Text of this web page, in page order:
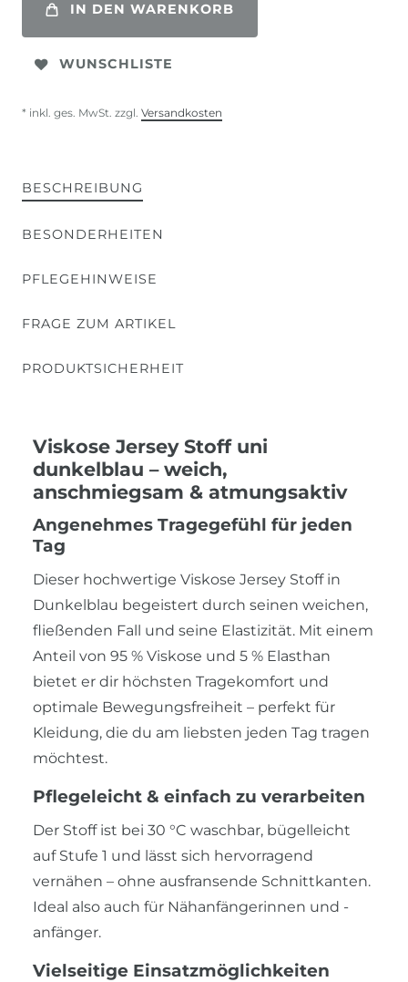
IN DEN WARENKORB
WUNSCHLISTE
* inkl. ges. MwSt. zzgl. Versandkosten
BESCHREIBUNG
BESONDERHEITEN
PFLEGEHINWEISE
FRAGE ZUM ARTIKEL
PRODUKTSICHERHEIT
Viskose Jersey Stoff uni
dunkelblau – weich,
anschmiegsam & atmungsaktiv
Angenehmes Tragegefühl für jeden
Tag
Dieser hochwertige Viskose Jersey Stoff in
Dunkelblau begeistert durch seinen weichen,
fließenden Fall und seine Elastizität. Mit einem
Anteil von 95 % Viskose und 5 % Elasthan
bietet er dir höchsten Tragekomfort und
optimale Bewegungsfreiheit – perfekt für
Kleidung, die du am liebsten jeden Tag tragen
möchtest.
Pflegeleicht & einfach zu verarbeiten
Der Stoff ist bei 30 °C waschbar, bügelleicht
auf Stufe 1 und lässt sich hervorragend
vernähen – ohne ausfransende Schnittkanten.
Ideal also auch für Nähanfängerinnen und -
anfänger.
Vielseitige Einsatzmöglichkeiten